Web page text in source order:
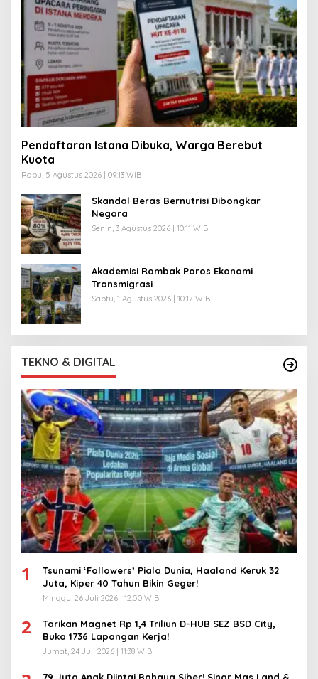
Pendaftaran Istana Dibuka, Warga Berebut
Kuota
Rabu, 5 Agustus 2026 | 09:13 WIB
Skandal Beras Bernutrisi Dibongkar
Negara
Senin, 3 Agustus 2026 | 10:11 WIB
Akademisi Rombak Poros Ekonomi
Transmigrasi
Sabtu, 1 Agustus 2026 | 10:17 WIB
TEKNO & DIGITAL
1
Tsunami ‘Followers’ Piala Dunia, Haaland Keruk 32
Juta, Kiper 40 Tahun Bikin Geger!
Minggu, 26 Juli 2026 | 12:50 WIB
2
Tarikan Magnet Rp 1,4 Triliun D-HUB SEZ BSD City,
Buka 1736 Lapangan Kerja!
Jumat, 24 Juli 2026 | 11:38 WIB
79 Juta Anak Diintai Bahaya Siber! Sinar Mas Land &